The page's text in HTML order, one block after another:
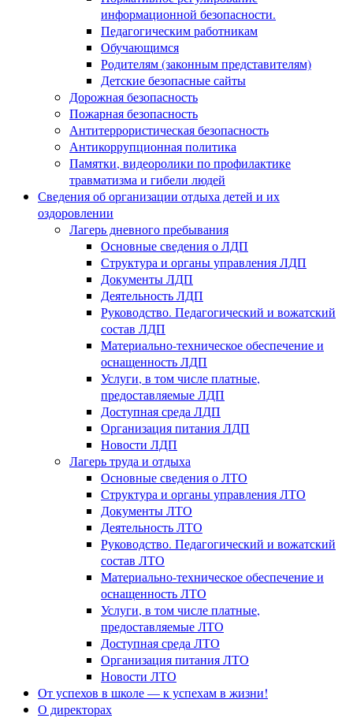
информационной безопасности.
Педагогическим работникам
Обучающимся
Родителям (законным представителям)
Детские безопасные сайты
Дорожная безопасность
Пожарная безопасность
Антитеррористическая безопасность
Антикоррупционная политика
Памятки, видеоролики по профилактике
травматизма и гибели людей
Сведения об организации отдыха детей и их
оздоровлении
Лагерь дневного пребывания
Основные сведения о ЛДП
Структура и органы управления ЛДП
Документы ЛДП
Деятельность ЛДП
Руководство. Педагогический и вожатский
состав ЛДП
Материально-техническое обеспечение и
оснащенность ЛДП
Услуги, в том числе платные,
предоставляемые ЛДП
Доступная среда ЛДП
Организация питания ЛДП
Новости ЛДП
Лагерь труда и отдыха
Основные сведения о ЛТО
Структура и органы управления ЛТО
Документы ЛТО
Деятельность ЛТО
Руководство. Педагогический и вожатский
состав ЛТО
Материально-техническое обеспечение и
оснащенность ЛТО
Услуги, в том числе платные,
предоставляемые ЛТО
Доступная среда ЛТО
Организация питания ЛТО
Новости ЛТО
От успехов в школе — к успехам в жизни!
О директорах